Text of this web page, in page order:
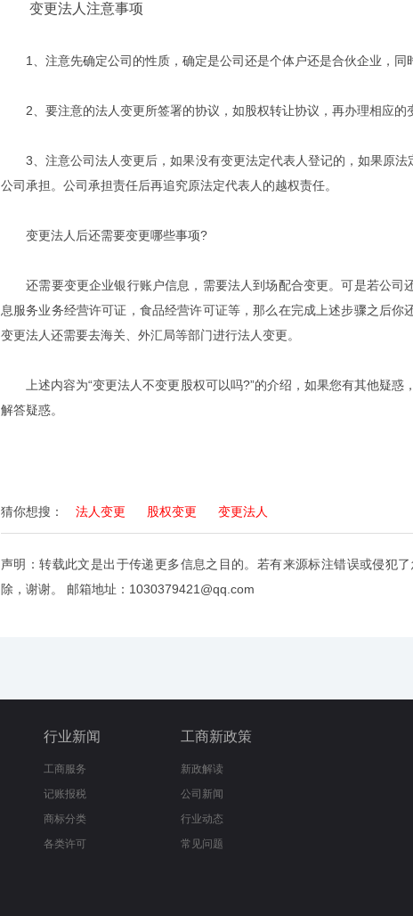
变更法人注意事项
1、注意先确定公司的性质，确定是公司还是个体户还是合伙企业，同
2、要注意的法人变更所签署的协议，如股权转让协议，再办理相应的
3、注意公司法人变更后，如果没有变更法定代表人登记的，如果原法
公司承担。公司承担责任后再追究原法定代表人的越权责任。
变更法人后还需要变更哪些事项?
还需要变更企业银行账户信息，需要法人到场配合变更。可是若公司
息服务业务经营许可证，食品经营许可证等，那么在完成上述步骤之后
变更法人还需要去海关、外汇局等部门进行法人变更。
上述内容为“变更法人不变更股权可以吗?”的介绍，如果您有其他疑惑
解答疑惑。
猜你想搜： 法人变更 股权变更 变更法人
声明：转载此文是出于传递更多信息之目的。若有来源标注错误或侵犯
除，谢谢。 邮箱地址：1030379421@qq.com
行业新闻
工商服务
记账报税
商标分类
各类许可
工商新政策
新政解读
公司新闻
行业动态
常见问题